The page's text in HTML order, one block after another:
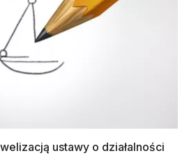
ustawy o działalności